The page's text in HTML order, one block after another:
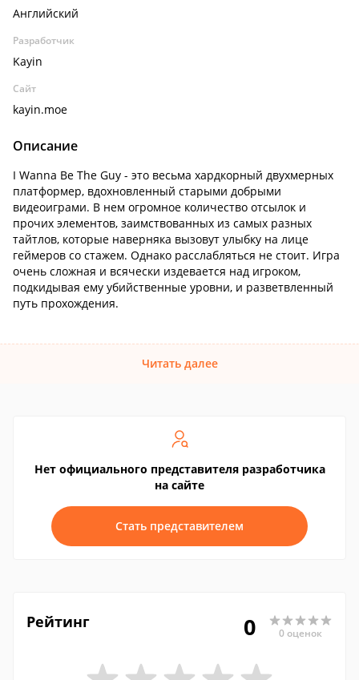
Английский
Разработчик
Kayin
Сайт
kayin.moe
Описание
I Wanna Be The Guy - это весьма хардкорный двухмерных
платформер, вдохновленный старыми добрыми
видеоиграми. В нем огромное количество отсылок и
прочих элементов, заимствованных из самых разных
тайтлов, которые наверняка вызовут улыбку на лице
геймеров со стажем. Однако расслабляться не стоит. Игра
очень сложная и всячески издевается над игроком,
подкидывая ему убийственные уровни, и разветвленный
путь прохождения.
Читать далее
Нет официального представителя разработчика
на сайте
Стать представителем
Рейтинг 0 0 оценок